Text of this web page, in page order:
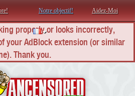
Notre objectif! Aidez-Moi
properly or looks incorrectly,
your AdBlock extension (or similar
Thank you.